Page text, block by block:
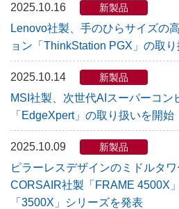
2025.10.16 新製品
Lenovo社製、手のひらサイズの
ョン「ThinkStation PGX」の取
2025.10.14 新製品
MSI社製、次世代AIスーパーコン
「EdgeXpert」の取り扱いを開始
2025.10.09 新製品
ピラーレスデザインのミドルタワ
CORSAIR社製「FRAME 4500X
「3500X」シリーズを発表